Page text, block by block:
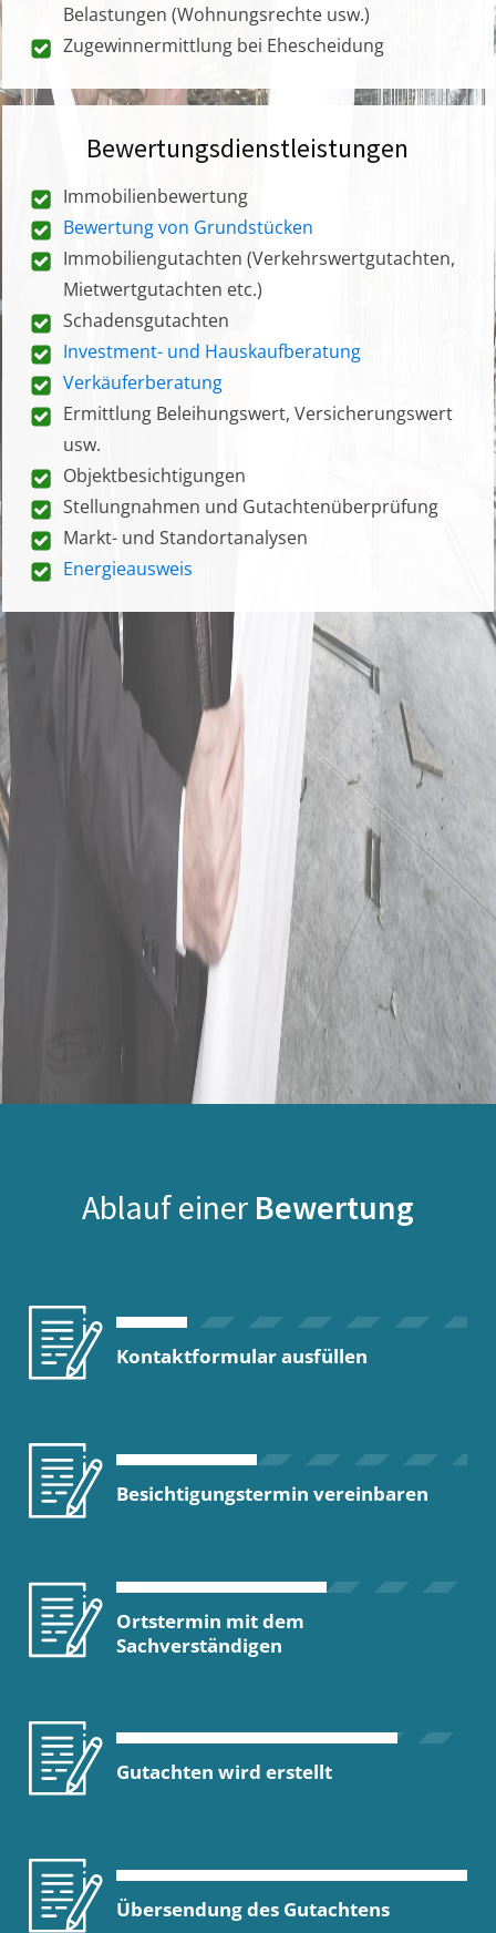
Belastungen (Wohnungsrechte usw.)
Zugewinnermittlung bei Ehescheidung
Bewertungsdienstleistungen
Immobilienbewertung
Bewertung von Grundstücken
Immobiliengutachten (Verkehrswertgutachten,
Mietwertgutachten etc.)
Schadensgutachten
Investment- und Hauskaufberatung
Verkäuferberatung
Ermittlung Beleihungswert, Versicherungswert
usw.
Objektbesichtigungen
Stellungnahmen und Gutachtenüberprüfung
Markt- und Standortanalysen
Energieausweis
Ablauf einer Bewertung
Kontaktformular ausfüllen
Besichtigungstermin vereinbaren
Ortstermin mit dem
Sachverständigen
Gutachten wird erstellt
Übersendung des Gutachtens